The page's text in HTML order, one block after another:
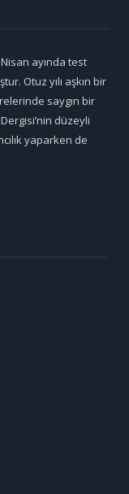
ayında test
Otuz yılı aşkın bir
saygın bir
düzeyli
yaparken de